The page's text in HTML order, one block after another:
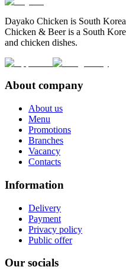
Dayako Chicken is South
Chicken & Beer is a South
and chicken dishes.
About company
About us
Menu
Promotions
Branches
Vacancy
Contacts
Information
Delivery
Payment
Privacy policy
Public offer
Our socials